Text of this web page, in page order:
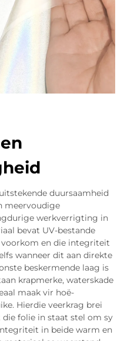
duursaamheid
meervoudige
werkverrigting in
bevat UV-bestande
en die integriteit
wanneer dit aan direkte
beskermende laag is
krapmerke, waterskade
maak vir hoë-
Hierdie veerkrag brei
folie in staat stel om sy
in beide warm en